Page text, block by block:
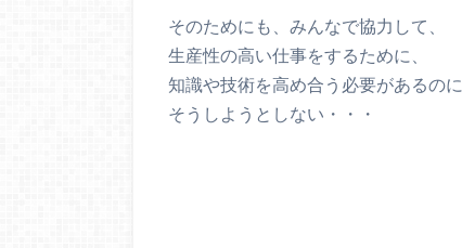
そのためにも、みんなで協力して、
生産性の高い仕事をするために、
知識や技術を高め合う必要があるのに
そうしようとしない・・・